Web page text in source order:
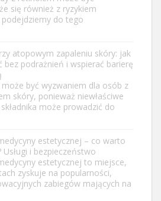
się również z ryzykiem
do tego
atopowym zapaleniu skóry: jak
bez podrażnień i wspierać barierę
być wyzwaniem dla osób z
skóry, ponieważ niewłaściwe
może prowadzić do
estetycznej – co warto
Usługi i bezpieczeństwo
estetycznej to miejsce,
zyskuje na popularności,
zabiegów mających na